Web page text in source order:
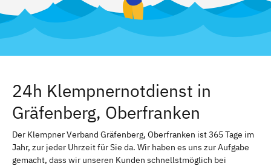
24h Klempnernotdienst in
Gräfenberg, Oberfranken
Der Klempner Verband Gräfenberg, Oberfranken ist 365 Tage im
Jahr, zur jeder Uhrzeit für Sie da. Wir haben es uns zur Aufgabe
gemacht, dass wir unseren Kunden schnellstmöglich bei